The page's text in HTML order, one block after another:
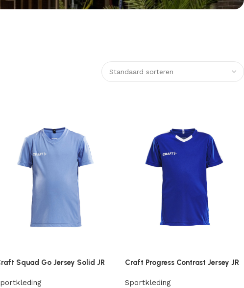
Squad Go Jersey Solid JR Craft Progress Contrast Jersey JR
Sportkleding